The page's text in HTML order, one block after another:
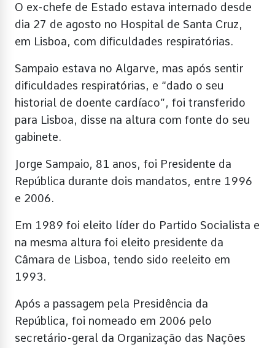
O ex-chefe de Estado estava internado desde
dia 27 de agosto no Hospital de Santa Cruz,
em Lisboa, com dificuldades respiratórias.
Sampaio estava no Algarve, mas após sentir
dificuldades respiratórias, e “dado o seu
historial de doente cardíaco”, foi transferido
para Lisboa, disse na altura com fonte do seu
gabinete.
Jorge Sampaio, 81 anos, foi Presidente da
República durante dois mandatos, entre 1996
e 2006.
Em 1989 foi eleito líder do Partido Socialista e
na mesma altura foi eleito presidente da
Câmara de Lisboa, tendo sido reeleito em
1993.
Após a passagem pela Presidência da
República, foi nomeado em 2006 pelo
secretário-geral da Organização das Nações